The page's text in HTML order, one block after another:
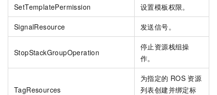
SetTemplatePermission 设置模板权限。
SignalResource 发送信号。
StopStackGroupOperation
停止资源栈组操
作。
TagResources
为指定的 ROS 资源
列表创建并绑定标